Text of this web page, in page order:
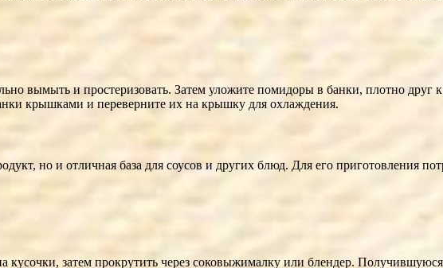
вымыть и простеризовать. Затем уложите помидоры в банки, плотно друг
крышками и переверните их на крышку для охлаждения.
но и отличная база для соусов и других блюд. Для его приготовления
затем прокрутить через соковыжималку или блендер.